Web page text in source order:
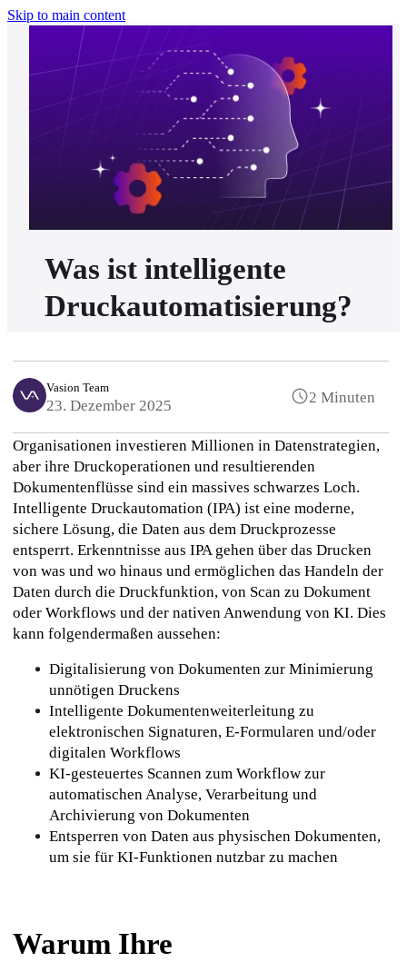
Skip to main content
Was ist intelligente
Druckautomatisierung?
Vasion Team
23. Dezember 2025 2 Minuten
Organisationen investieren Millionen in Datenstrategien,
aber ihre Druckoperationen und resultierenden
Dokumentenflüsse sind ein massives schwarzes Loch.
Intelligente Druckautomation (IPA) ist eine moderne,
sichere Lösung, die Daten aus dem Druckprozesse
entsperrt. Erkenntnisse aus IPA gehen über das Drucken
von was und wo hinaus und ermöglichen das Handeln der
Daten durch die Druckfunktion, von Scan zu Dokument
oder Workflows und der nativen Anwendung von KI. Dies
kann folgendermaßen aussehen:
Digitalisierung von Dokumenten zur Minimierung
unnötigen Druckens
Intelligente Dokumentenweiterleitung zu
elektronischen Signaturen, E-Formularen und/oder
digitalen Workflows
KI-gesteuertes Scannen zum Workflow zur
automatischen Analyse, Verarbeitung und
Archivierung von Dokumenten
Entsperren von Daten aus physischen Dokumenten,
um sie für KI-Funktionen nutzbar zu machen
Warum Ihre